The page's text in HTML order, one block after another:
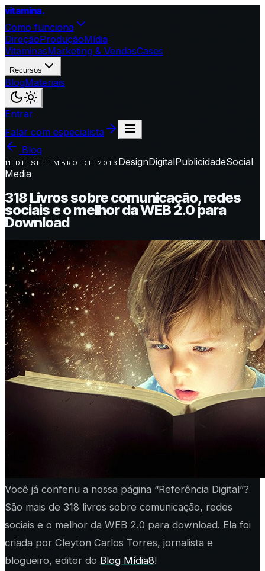
vitamina.
Como funciona
DireçãoProduçãoMídia
VitaminasMarketing & VendasCases
Recursos
BlogMateriais
Entrar
Falar com especialista
Blog
11 DE SETEMBRO DE 2013 DesignDigitalPublicidadeSocial
Media
318 Livros sobre comunicação, redes
sociais e o melhor da WEB 2.0 para
Download
Você já conferiu a nossa página “Referência Digital”?
São mais de 318 livros sobre comunicação, redes
sociais e o melhor da WEB 2.0 para download. Ela foi
criada por Cleyton Carlos Torres, jornalista e
blogueiro, editor do Blog Mídia8!